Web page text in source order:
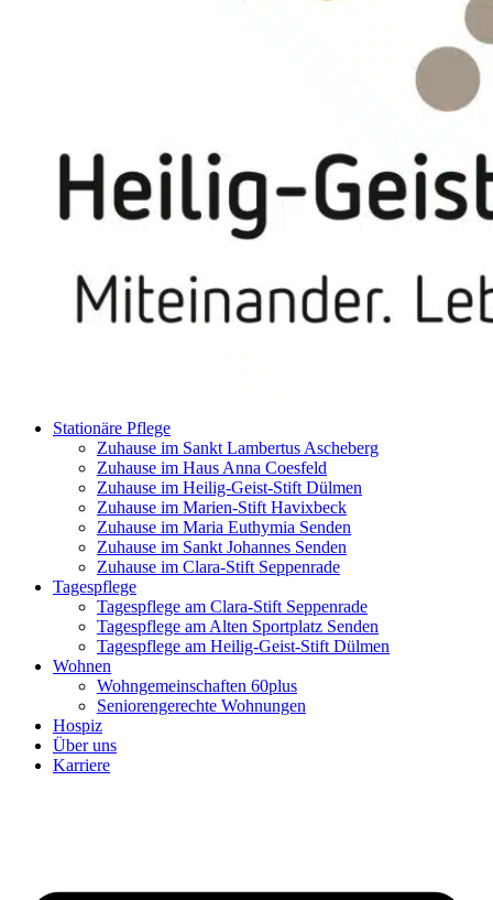
Stationäre Pflege
Zuhause im Sankt Lambertus Ascheberg
Zuhause im Haus Anna Coesfeld
Zuhause im Heilig-Geist-Stift Dülmen
Zuhause im Marien-Stift Havixbeck
Zuhause im Maria Euthymia Senden
Zuhause im Sankt Johannes Senden
Zuhause im Clara-Stift Seppenrade
Tagespflege
Tagespflege am Clara-Stift Seppenrade
Tagespflege am Alten Sportplatz Senden
Tagespflege am Heilig-Geist-Stift Dülmen
Wohnen
Wohngemeinschaften 60plus
Seniorengerechte Wohnungen
Hospiz
Über uns
Karriere